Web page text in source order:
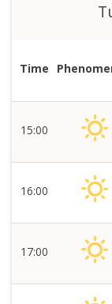
Time
15:00
16:00
17:00